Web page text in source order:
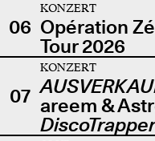
06
KONZERT
Opération
Tour 2026
07
KONZERT
areem &